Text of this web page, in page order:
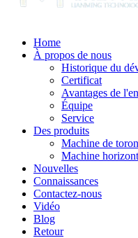
Home
À propos de nous
Historique du
Certificat
Avantages de
Équipe
Service
Des produits
Machine de
Machine
Nouvelles
Connaissances
Contactez-nous
Vidéo
Blog
Retour